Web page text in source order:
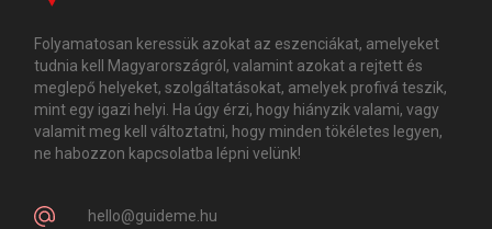
Folyamatosan keressük azokat az eszenciákat, amelyeket
tudnia kell Magyarországról, valamint azokat a rejtett és
meglepő helyeket, szolgáltatásokat, amelyek profivá teszik,
mint egy igazi helyi. Ha úgy érzi, hogy hiányzik valami, vagy
valamit meg kell változtatni, hogy minden tökéletes legyen,
ne habozzon kapcsolatba lépni velünk!
hello@guideme.hu